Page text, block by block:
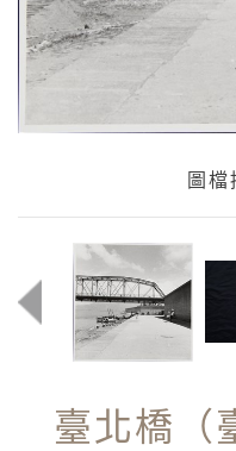
圖檔
臺北橋（